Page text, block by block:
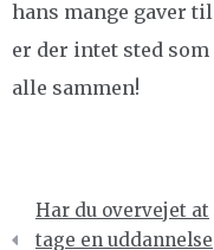
hans mange gaver
er der intet sted
alle sammen!
Indlægsnavigation
Har du overvejet at
tage en uddannelse